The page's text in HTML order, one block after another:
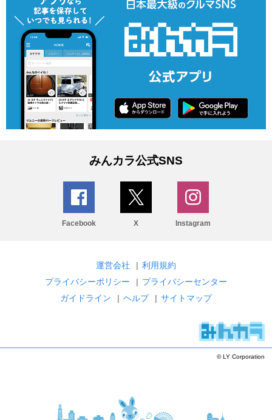
みんカラ公式SNS
Facebook X Instagram
運営会社 | 利用規約
プライバシーポリシー
| プライバシーセンター
ガイドライン
| ヘルプ | サイトマップ
© LY Corporation